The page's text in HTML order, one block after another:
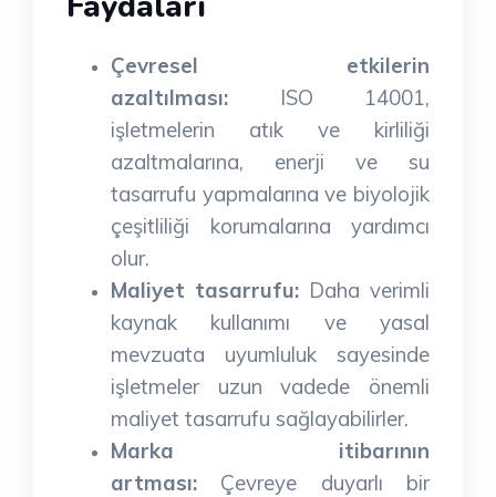
Çevresel etkilerin
azaltılması: ISO 14001,
işletmelerin atık ve kirliliği
azaltmalarına, enerji ve su
tasarrufu yapmalarına ve biyolojik
çeşitliliği korumalarına yardımcı
olur.
Maliyet tasarrufu: Daha verimli
kaynak kullanımı ve yasal
mevzuata uyumluluk sayesinde
işletmeler uzun vadede önemli
maliyet tasarrufu sağlayabilirler.
Marka itibarının
artması: Çevreye duyarlı bir